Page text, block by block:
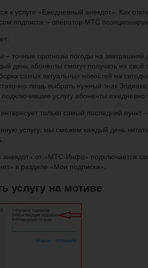
к услуге «Ежедневный анекдот». Как
подписок – оператор МТС
– точные прогнозы погоды на завтрашний
день абоненты смогут получать на
самых актуальных новостей на
лишь выбрать нужный знак Зодиака;
услугу абоненты
только самый последний пункт
услугу, мы сможем каждый день
анекдот» от «МТС-Инфо»
в разделе «Мои подписки».
услугу на мотиве